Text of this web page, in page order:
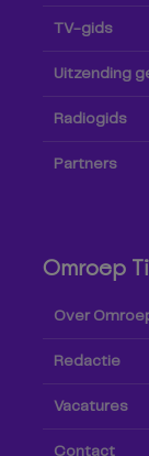
TV-gids
Uitzending
Radiogids
Partners
Omroep
Over
Redactie
Vacatures
Contact